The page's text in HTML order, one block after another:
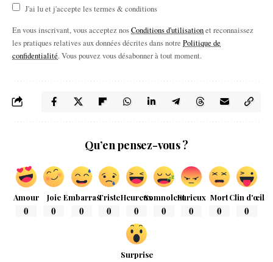
J'ai lu et j'accepte les termes & conditions
En vous inscrivant, vous acceptez nosConditions d'utilisationet reconnaissez
les pratiques relatives aux données décrites dans notre Politique de
confidentialité. Vous pouvez vous désabonner à tout moment.
Qu’en pensez-vous ?
Amour
0
Joie
0
Embarras
0
Triste
0
Heureux
0
Somnolent
0
Furieux
0
Mort
0
Clin d'œil
0
Surprise